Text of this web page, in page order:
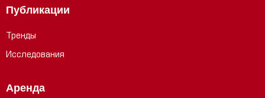
Публикации
Тренды
Исследования
Аренда